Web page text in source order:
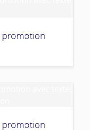
promotion
promotion